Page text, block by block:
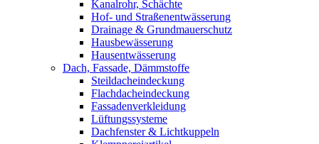
Kanalrohr, Schächte
Hof- und Straßenentwässerung
Drainage & Grundmauerschutz
Hausbewässerung
Hausentwässerung
Dach, Fassade, Dämmstoffe
Steildacheindeckung
Flachdacheindeckung
Fassadenverkleidung
Lüftungssysteme
Dachfenster & Lichtkuppeln